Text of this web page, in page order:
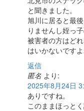
と聞きました。
旭川に居ると最
りませんし姪っ
被害者の方はど
はいかないです
返信
匿名 より:
2025年8月24日
ありですね。
このままほっと